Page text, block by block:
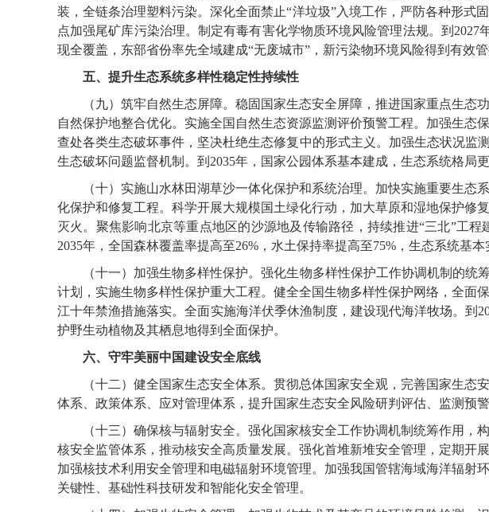
装，全链条治理塑料污染。深化全面禁止“洋垃圾”入境工作，严防各种形
点加强尾矿库污染治理。制定有毒有害化学物质环境风险管理法规。到
现全覆盖，东部省份率先全域建成“无废城市”，新污染物环境风险得到有效管
五、提升生态系统多样性稳定性持续性
（九）筑牢自然生态屏障。稳固国家生态安全屏障，推进国家重点生态
自然保护地整合优化。实施全国自然生态资源监测评价预警工程。加强生
查处各类生态破坏事件，坚决杜绝生态修复中的形式主义。加强生态状况监
生态破坏问题监督机制。到2035年，国家公园体系基本建成，生态系统格局
（十）实施山水林田湖草沙一体化保护和系统治理。加快实施重要生态
化保护和修复工程。科学开展大规模国土绿化行动，加大草原和湿地保护
灭火。聚焦影响北京等重点地区的沙源地及传输路径，持续推进“三北”工
2035年，全国森林覆盖率提高至26%，水土保持率提高至75%，生态系统基本
（十一）加强生物多样性保护。强化生物多样性保护工作协调机制的统
计划，实施生物多样性保护重大工程。健全全国生物多样性保护网络，全
江十年禁渔措施落实。全面实施海洋伏季休渔制度，建设现代海洋牧场。到
护野生动植物及其栖息地得到全面保护。
六、守牢美丽中国建设安全底线
（十二）健全国家生态安全体系。贯彻总体国家安全观，完善国家生态
体系、政策体系、应对管理体系，提升国家生态安全风险研判评估、监测预
（十三）确保核与辐射安全。强化国家核安全工作协调机制统筹作用，
核安全监管体系，推动核安全高质量发展。强化首堆新堆安全管理，定期开
加强核技术利用安全管理和电磁辐射环境管理。加强我国管辖海域海洋辐
关键性、基础性科技研发和智能化安全管理。